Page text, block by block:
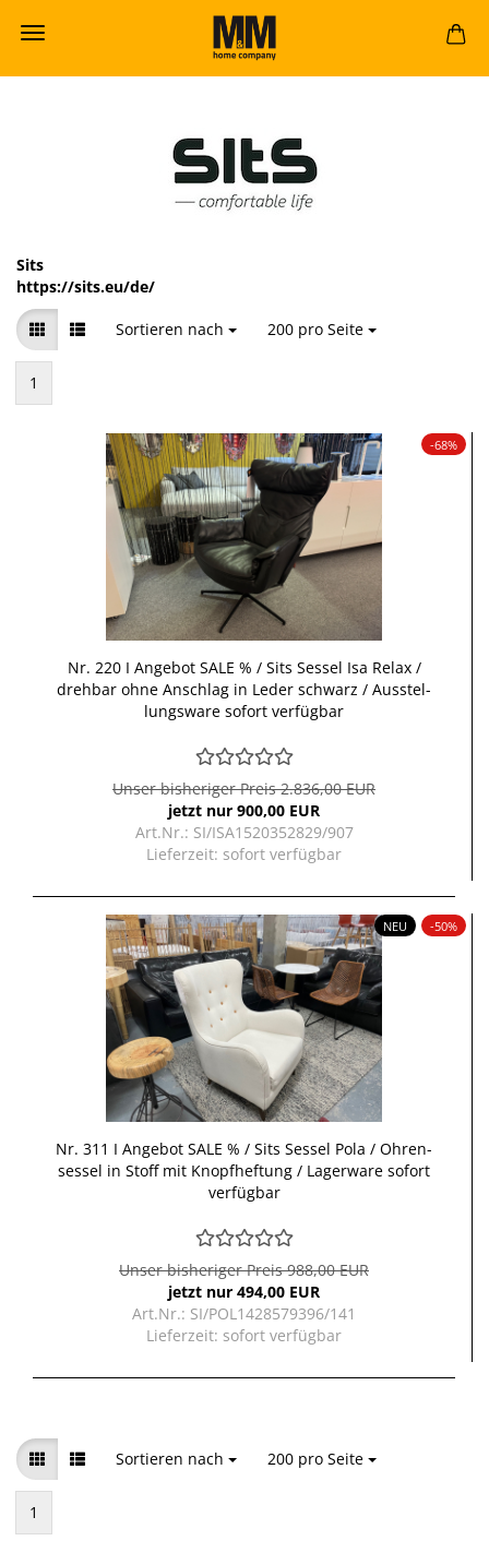
Sits
https://sits.eu/de/
Sortieren nach
Sortieren nach 200 pro Seite
pro Seite
1
-68%
Nr. 220 I An­ge­bot SALE % / Sits Ses­sel Isa Relax /
dreh­bar ohne An­schlag in Leder schwarz / Aus­stel­
lungs­wa­re so­fort ver­füg­bar
Unser bisheriger Preis 2.836,00 EUR
jetzt nur 900,00 EUR
Art.Nr.: SI/ISA1520352829/907
Lieferzeit: sofort verfügbar
NEU -50%
Nr. 311 I An­ge­bot SALE % / Sits Ses­sel Pola / Oh­ren­
ses­sel in Stoff mit Knopf­hef­tung / La­ger­wa­re so­fort
ver­füg­bar
Unser bisheriger Preis 988,00 EUR
jetzt nur 494,00 EUR
Art.Nr.: SI/POL1428579396/141
Lieferzeit: sofort verfügbar
Sortieren nach
Sortieren nach 200 pro Seite
pro Seite
1